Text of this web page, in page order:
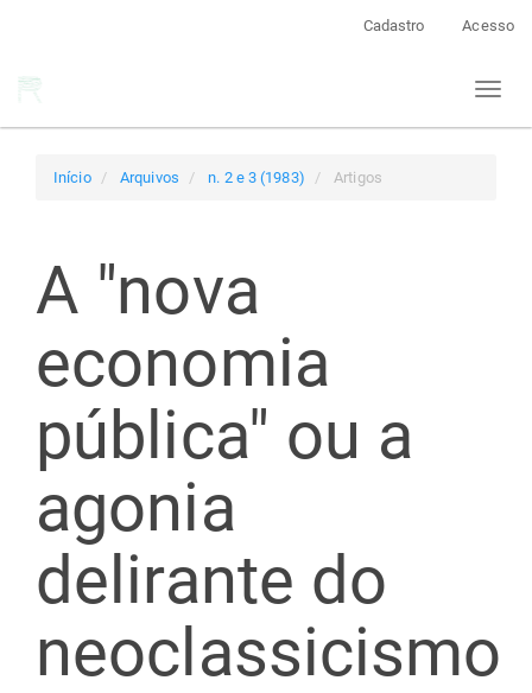
Cadastro Acesso
Toggle
Início Arquivos n. 2 e 3 (1983) Artigos
A "nova
economia
pública" ou a
agonia
delirante do
neoclassicismo